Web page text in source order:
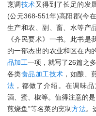
烹调技术又得到了长足的发
(公元368-551年)高阳郡(今
生产和农、副、畜、水等产
《齐民要术》一书。此书
的一部杰出的农业和区在内
品加工一项，就写了26篇之
各类食品加工技术 ，如酿、
法 ，都做了介绍。在调味
酒、蜜、椒等。值得注意的
煎烧鱼”等名菜的烹制方法。